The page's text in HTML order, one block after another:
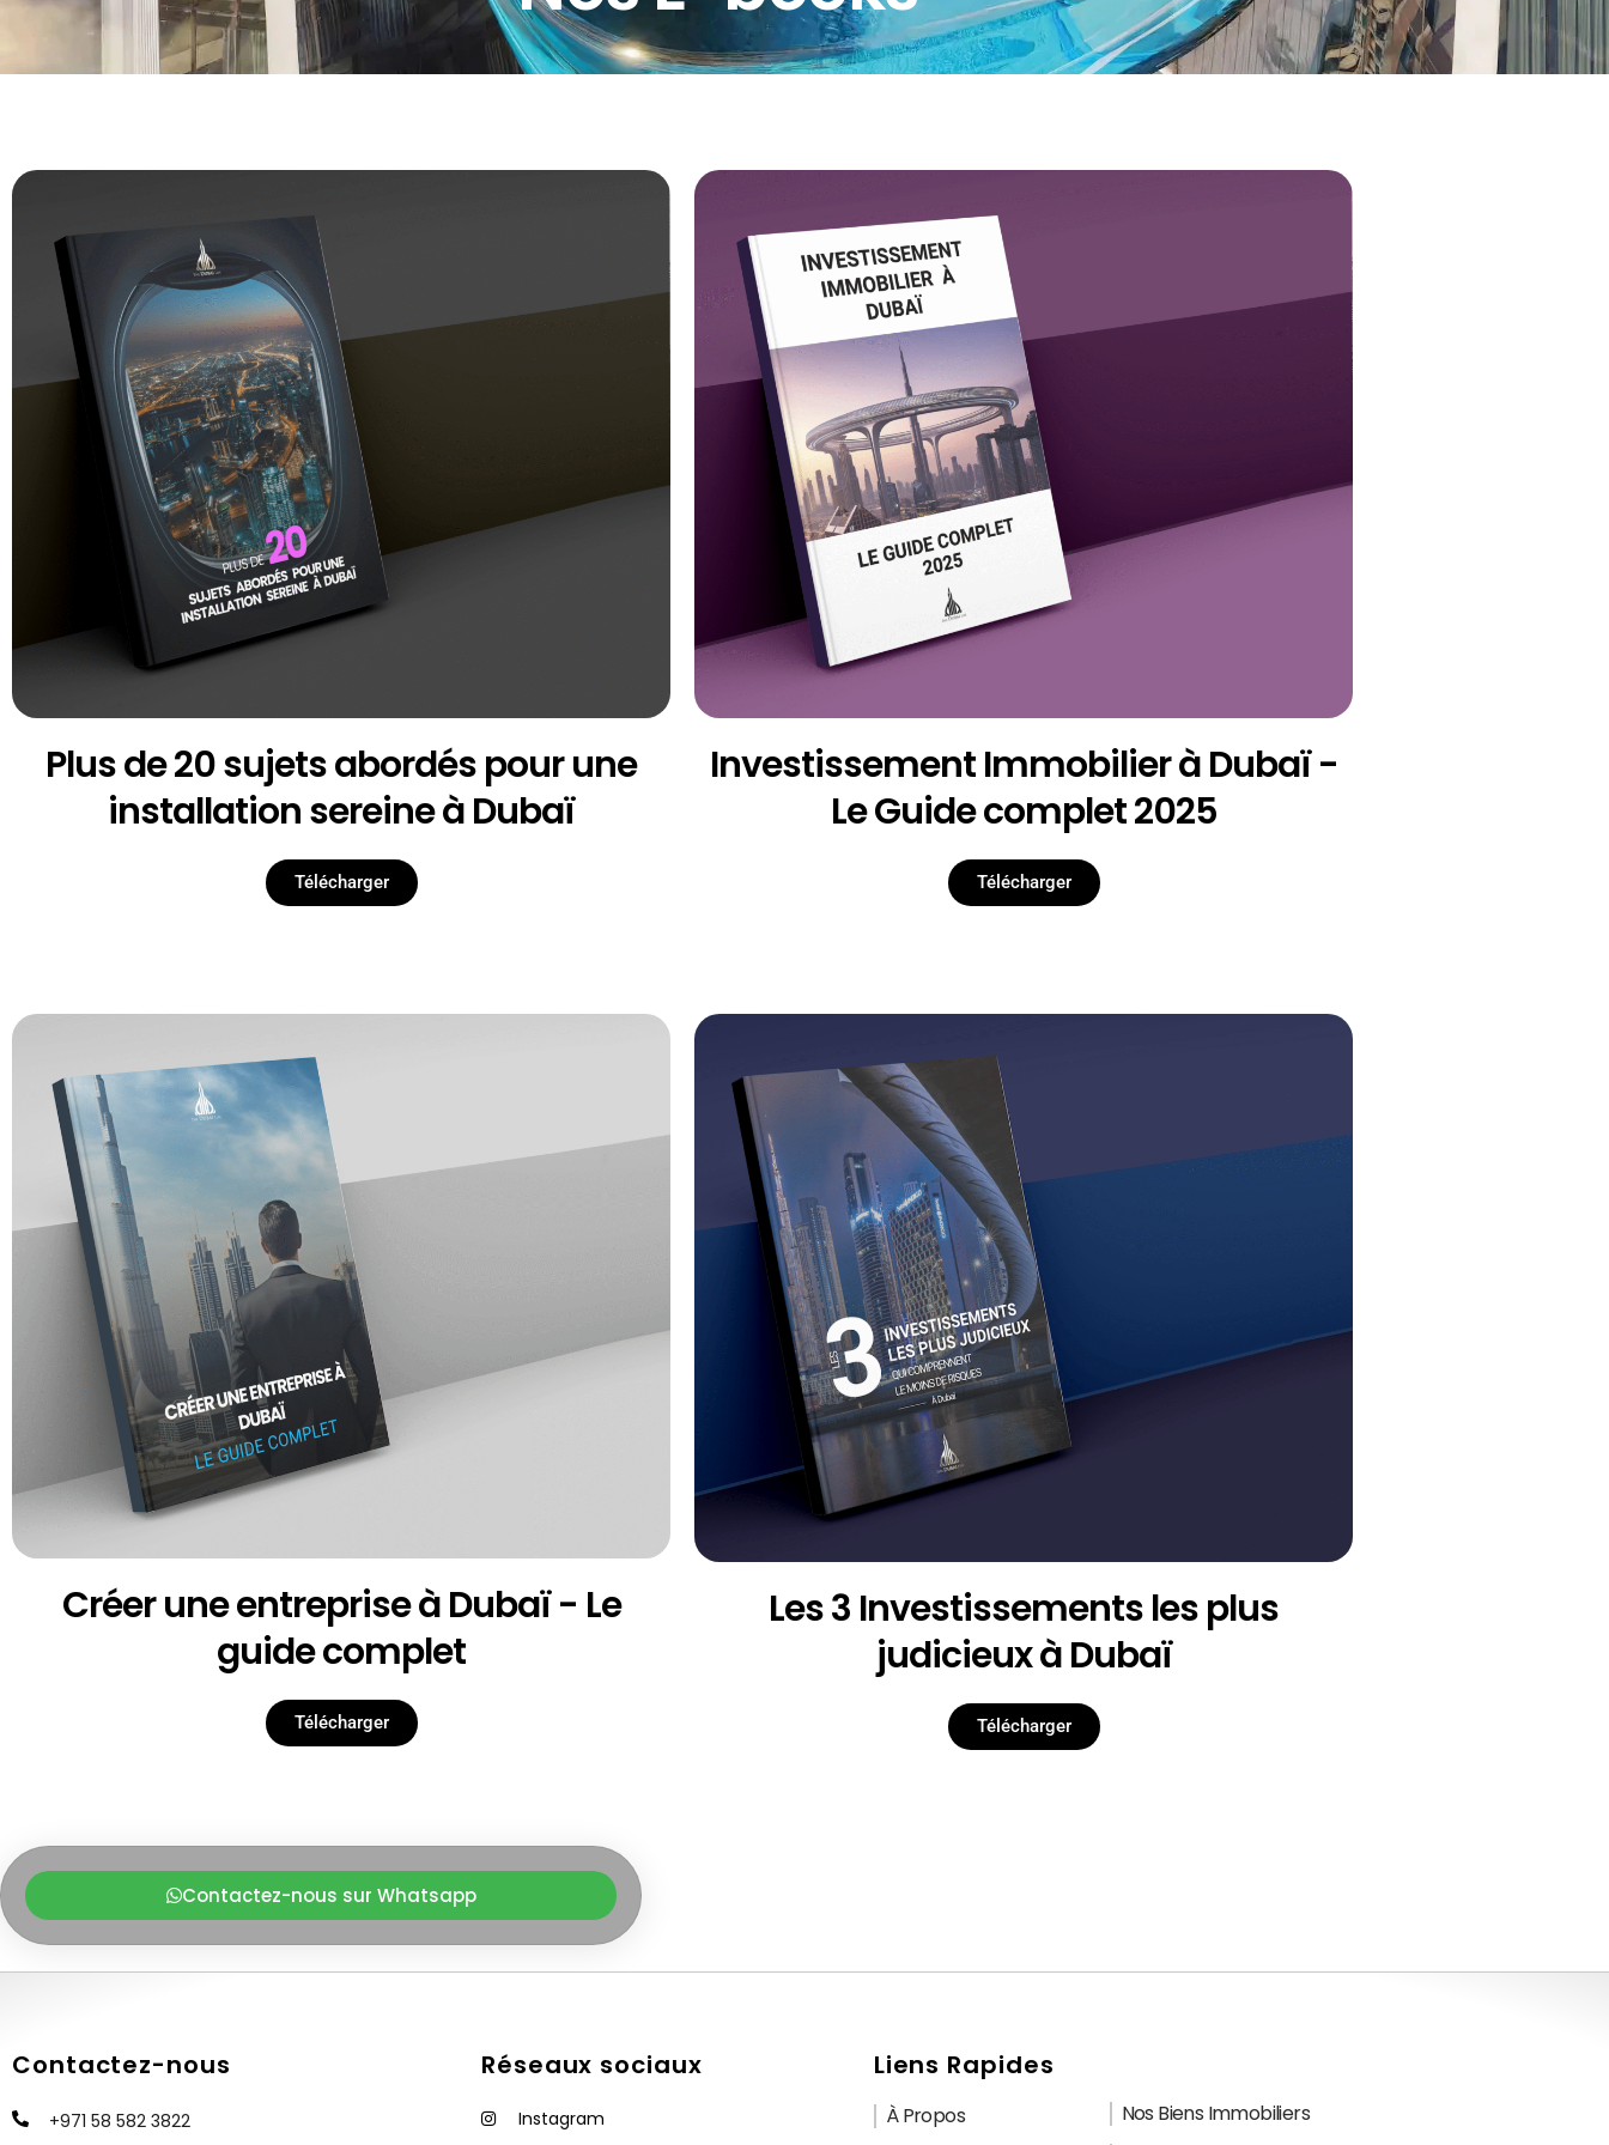
Plus de 20 sujets abordés pour une
installation sereine à Dubaï
Télécharger
Investissement Immobilier à Dubaï -
Le Guide complet 2025
Télécharger
Créer une entreprise à Dubaï - Le
guide complet
Télécharger
Les 3 Investissements les plus
judicieux à Dubaï
Télécharger
Contactez-nous sur Whatsapp
Contactez-nous
+971 58 582 3822
Réseaux sociaux
Instagram
Liens Rapides
À Propos
Nos Biens Immobiliers